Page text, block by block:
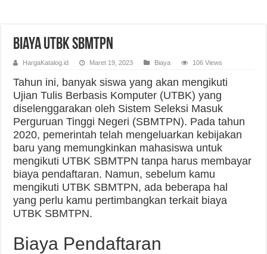
Biaya UTBK SBMTPN
HargaKatalog.id Maret 19, 2023 Biaya 106 Views
Tahun ini, banyak siswa yang akan mengikuti
Ujian Tulis Berbasis Komputer (UTBK) yang
diselenggarakan oleh Sistem Seleksi Masuk
Perguruan Tinggi Negeri (SBMTPN). Pada tahun
2020, pemerintah telah mengeluarkan kebijakan
baru yang memungkinkan mahasiswa untuk
mengikuti UTBK SBMTPN tanpa harus membayar
biaya pendaftaran. Namun, sebelum kamu
mengikuti UTBK SBMTPN, ada beberapa hal
yang perlu kamu pertimbangkan terkait biaya
UTBK SBMTPN.
Biaya Pendaftaran